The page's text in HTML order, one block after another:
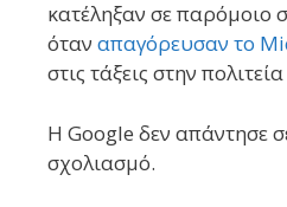
κατέληξαν σε παρόμοιο
όταν απαγόρευσαν το
στις τάξεις στην
Η Google δεν απάντησε
σχολιασμό.